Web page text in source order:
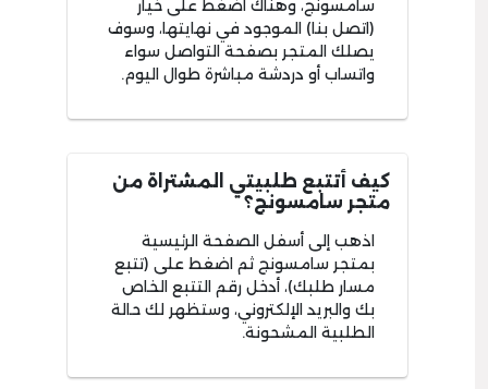
سامسونج، وهناك اضغط على خيار
(اتصل بنا) الموجود في نهايتها، وسوف
يصلك المتجر بصفحة التواصل سواء
واتساب أو دردشة مباشرة طوال اليوم.
كيف أتتبع طلبيتي المشتراة من
متجر سامسونج؟
اذهب إلى أسفل الصفحة الرئيسية
بمتجر سامسونج ثم اضغط على (تتبع
مسار طلبك)، أدخل رقم التتبع الخاص
بك والبريد الإلكتروني، وستظهر لك حالة
الطلبية المشحونة.